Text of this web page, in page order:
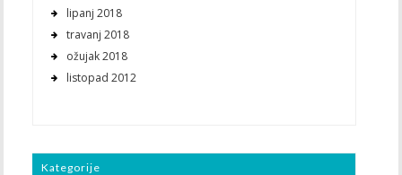
lipanj 2018
travanj 2018
ožujak 2018
listopad 2012
Kategorije